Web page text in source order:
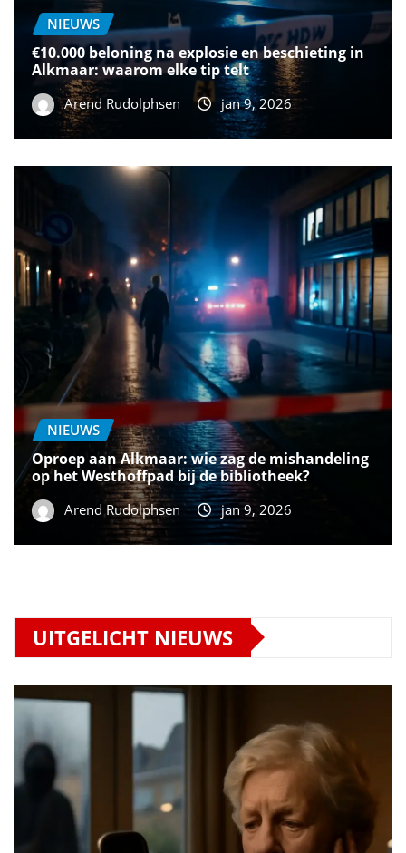
NIEUWS
€10.000 beloning na explosie en beschieting in
Alkmaar: waarom elke tip telt
Arend Rudolphsen jan 9, 2026
NIEUWS
Oproep aan Alkmaar: wie zag de mishandeling
op het Westhoffpad bij de bibliotheek?
Arend Rudolphsen jan 9, 2026
UITGELICHT NIEUWS